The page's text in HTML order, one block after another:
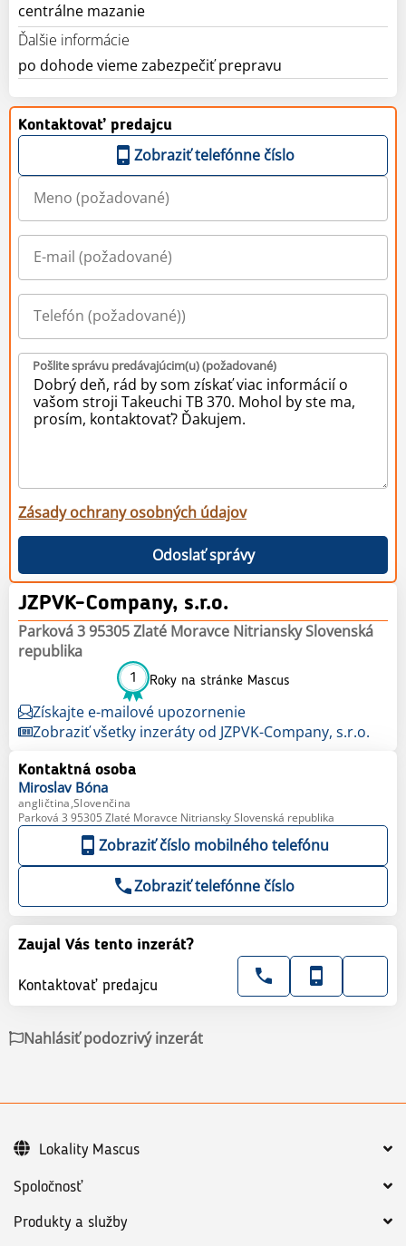
centrálne mazanie
Ďalšie informácie
po dohode vieme zabezpečiť prepravu
Kontaktovať predajcu
Zobraziť telefónne číslo
Pošlite správu predávajúcim(u) (požadované)
Zásady ochrany osobných údajov
Odoslať správy
JZPVK-Company, s.r.o.
Parková 3 95305 Zlaté Moravce Nitriansky Slovenská
republika
1 Roky na stránke Mascus
Získajte e-mailové upozornenie
Zobraziť všetky inzeráty od JZPVK-Company, s.r.o.
Kontaktná osoba
Miroslav Bóna
angličtina,Slovenčina
Parková 3 95305 Zlaté Moravce Nitriansky Slovenská republika
Zobraziť číslo mobilného telefónu
Zobraziť telefónne číslo
Zaujal Vás tento inzerát?
Kontaktovať predajcu
Nahlásiť podozrivý inzerát
Spoločnosť
Produkty a služby
Lokality Mascus